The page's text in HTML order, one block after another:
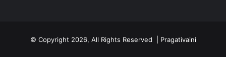
© Copyright 2026, All Rights Reserved | Pragativaini